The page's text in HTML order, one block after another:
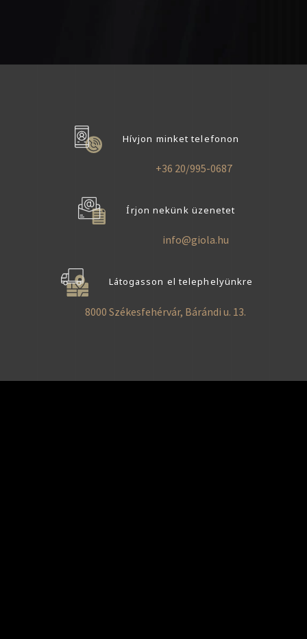
Hívjon minket telefonon
+36 20/995-0687
Írjon nekünk üzenetet
info@giola.hu
Látogasson el telephelyünkre
8000 Székesfehérvár, Bárándi u. 13.